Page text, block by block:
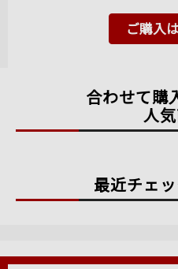
ご購入
合わせて購
人
最近チェ